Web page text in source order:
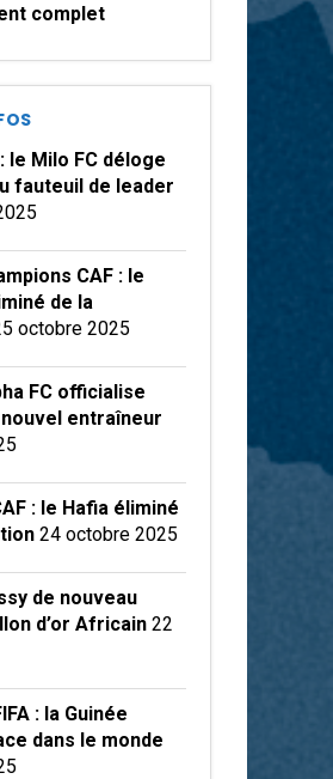
complet
le Milo FC déloge
fauteuil de leader
CAF : le
de la
octobre 2025
FC officialise
nouvel entraîneur
: le Hafia éliminé
24 octobre 2025
de nouveau
d’or Africain 22
: la Guinée
dans le monde